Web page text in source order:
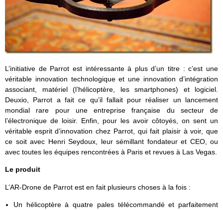
L’initiative de Parrot est intéressante à plus d’un titre : c’est une
véritable innovation technologique et une innovation d’intégration
associant, matériel (l’hélicoptère, les smartphones) et logiciel.
Deuxio, Parrot a fait ce qu’il fallait pour réaliser un lancement
mondial rare pour une entreprise française du secteur de
l’électronique de loisir. Enfin, pour les avoir côtoyés, on sent un
véritable esprit d’innovation chez Parrot, qui fait plaisir à voir, que
ce soit avec Henri Seydoux, leur sémillant fondateur et CEO, ou
avec toutes les équipes rencontrées à Paris et revues à Las Vegas.
Le produit
L’AR-Drone de Parrot est en fait plusieurs choses à la fois :
Un hélicoptère à quatre pales télécommandé et parfaitement